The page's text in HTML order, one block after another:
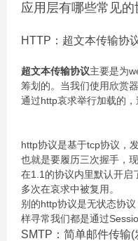
应用层有哪些常见的
HTTP：超文本传输协
超文本传输协议主要是为
筹划的。当我们使用欣赏
通过http哀求举行加载的，
http协议是基于tcp协议，
也就是要履历三次握手，
在1.1的协议内里默认开启
多次在哀求中被复用。
别的http协议是无状态协
样寻常我们都是通过
SMTP：简单邮件传输(